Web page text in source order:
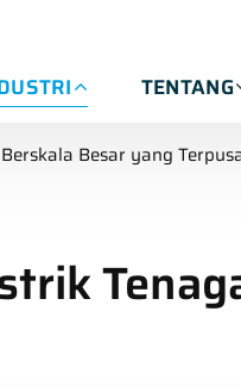
TENTANG
Besar yang